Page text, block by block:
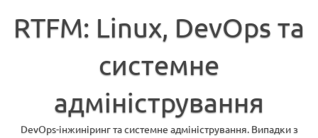
вмістуRTFM: Linux, DevOps та
системне
адміністрування
DevOps-інжиніринг та системне адміністрування. Випадки з